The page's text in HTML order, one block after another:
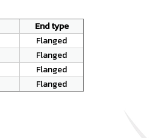
End type
Flanged
Flanged
Flanged
Flanged